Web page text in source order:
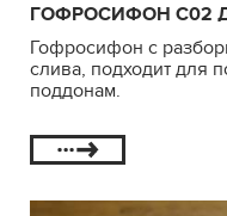
ГОФРОСИФОН С02
Гофросифон с
слива, подходит для
поддонам.